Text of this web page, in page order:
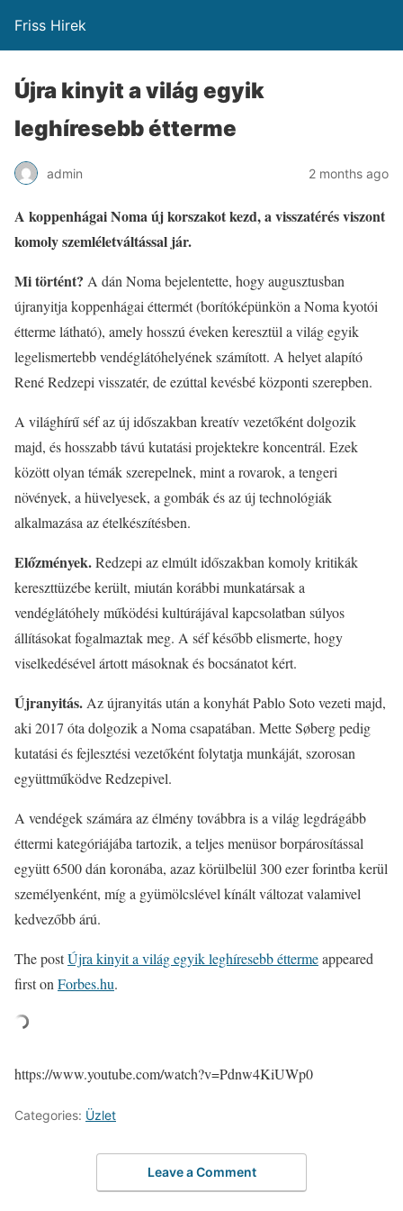
Friss Hirek
Újra kinyit a világ egyik
leghíresebb étterme
admin 2 months ago
A koppenhágai Noma új korszakot kezd, a visszatérés viszont
komoly szemléletváltással jár.
Mi történt? A dán Noma bejelentette, hogy augusztusban
újranyitja koppenhágai éttermét (borítóképünkön a Noma kyotói
étterme látható), amely hosszú éveken keresztül a világ egyik
legelismertebb vendéglátóhelyének számított. A helyet alapító
René Redzepi visszatér, de ezúttal kevésbé központi szerepben.
A világhírű séf az új időszakban kreatív vezetőként dolgozik
majd, és hosszabb távú kutatási projektekre koncentrál. Ezek
között olyan témák szerepelnek, mint a rovarok, a tengeri
növények, a hüvelyesek, a gombák és az új technológiák
alkalmazása az ételkészítésben.
Előzmények.Redzepi az elmúlt időszakban komoly kritikák
kereszttüzébe került, miután korábbi munkatársak a
vendéglátóhely működési kultúrájával kapcsolatban súlyos
állításokat fogalmaztak meg. A séf később elismerte, hogy
viselkedésével ártott másoknak és bocsánatot kért.
Újranyitás. Az újranyitás után a konyhát Pablo Soto vezeti majd,
aki 2017 óta dolgozik a Noma csapatában. Mette Søberg pedig
kutatási és fejlesztési vezetőként folytatja munkáját, szorosan
együttműködve Redzepivel.
A vendégek számára az élmény továbbra is a világ legdrágább
éttermi kategóriájába tartozik, a teljes menüsor borpárosítással
együtt 6500 dán koronába, azaz körülbelül 300 ezer forintba kerül
személyenként, míg a gyümölcslével kínált változat valamivel
kedvezőbb árú.
The postÚjra kinyit a világ egyik leghíresebb éttermeappeared
first on Forbes.hu.
https://www.youtube.com/watch?v=Pdnw4KiUWp0
Categories: Üzlet
Leave a Comment